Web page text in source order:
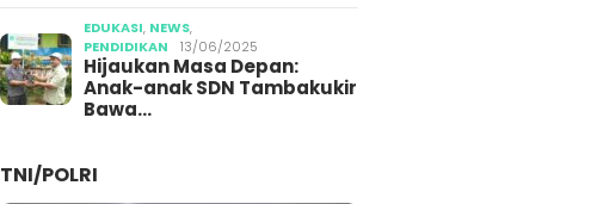
EDUKASI, NEWS,
PENDIDIKAN
13/06/2025
Hijaukan Masa Depan:
Anak-anak SDN Tambakukir
Bawa…
TNI/POLRI